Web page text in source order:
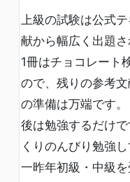
上級の試験は公式
献から幅広く出題さ
1冊はチョコレート
ので、残りの参考
の準備は万端です。
後は勉強するだけ
くりのんびり勉強
一昨年初級・中級